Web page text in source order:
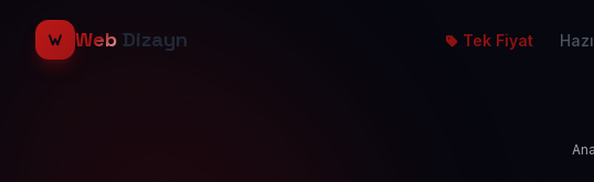
Web Dizayn Tek Fiyat